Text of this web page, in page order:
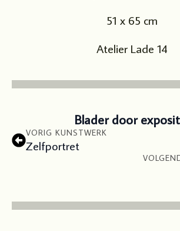
51 x 65 cm
Atelier Lade 14
Blader door
VORIG KUNSTWERK
Zelfportret